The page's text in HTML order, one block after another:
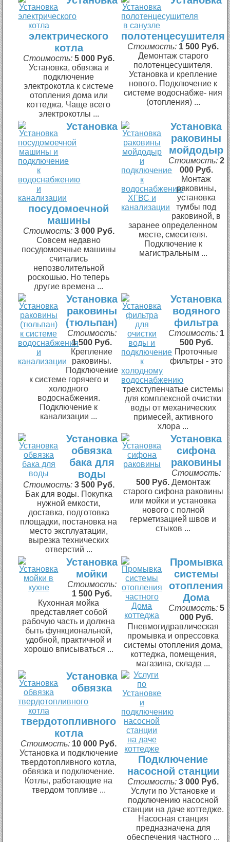
электрического
котла
Стоимость: 5 000 Руб.
Установка, обвязка и
подключение
электрокотла к системе
отопления дома или
коттеджа. Чаще всего
электрокотлы ...
полотенцесушителя
Стоимость: 1 500 Руб.
Демонтаж старого
полотенцесушителя.
Установка и крепление
нового. Подключение к
системе водоснабже- ния
(отопления) ...
Установка
посудомоечной
машины
Стоимость: 3 000 Руб.
Совсем недавно
посудомоечные машины
считались
непозволительной
роскошью. Но теперь
другие времена ...
Установка
раковины
мойдодыр
Стоимость: 2
000 Руб.
Монтаж
раковины,
установка
тумбы под
раковиной, в
заранее определенном
месте, смесителя.
Подключение к
магистральным ...
Установка
раковины
(тюльпан)
Стоимость:
1 500 Руб.
Крепление
раковины.
Подключение
к системе горячего и
холодного
водоснабжения.
Подключение к
канализации ...
Установка
водяного
фильтра
Стоимость: 1
500 Руб.
Проточные
фильтры - это
трехступенчатые системы
для комплексной очистки
воды от механических
примесей, активного
хлора ...
Установка
обвязка
бака для
воды
Стоимость: 3 500 Руб.
Бак для воды. Покупка
нужной емкости,
доставка, подготовка
площадки, постановка на
место эксплуатации,
вырезка технических
отверстий ...
Установка
сифона
раковины
Стоимость:
500 Руб. Демонтаж
старого сифона раковины
или мойки и установка
нового с полной
герметизацией швов и
стыков ...
Установка
мойки
Стоимость:
1 500 Руб.
Кухонная мойка
представляет собой
рабочую часть и должна
быть функциональной,
удобной, практичной и
хорошо вписываться ...
Промывка
системы
отопления
Дома
Стоимость: 5
000 Руб.
Пневмогидравлическая
промывка и опрессовка
системы отопления дома,
коттеджа, помещения,
магазина, склада ...
Установка
обвязка
твердотопливного
котла
Стоимость: 10 000 Руб.
Установка и подключение
твердотопливного котла,
обвязка и подключение.
Котлы, работающие на
твердом топливе ...
Подключение
насосной станции
Стоимость:3 000 Руб.
Услуги по Установке и
подключению насосной
станции на даче коттедже.
Насосная станция
предназначена для
обеспечения частного ...